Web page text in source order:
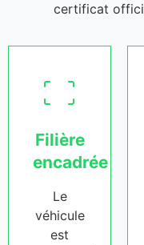
certificat
Filière
encadrée
Le
véhicule
est